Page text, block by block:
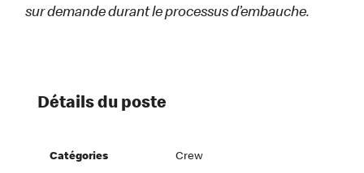
sur demande durant le processus d’embauche.
Détails du poste
Catégories Crew